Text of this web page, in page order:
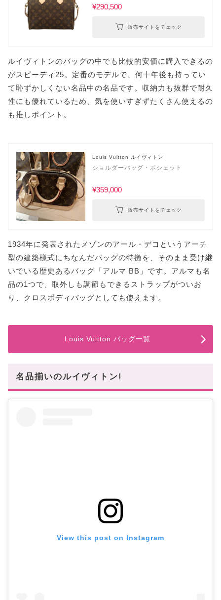
¥290,500
販売サイトをチェック
ルイヴィトンのバッグの中でも比較的安価に購入できるの
がスピーディ25。定番のモデルで、何十年後も持ってい
て恥ずかしくない名品中の名品です。収納力も抜群で耐久
性にも優れているため、気を使いすぎずたくさん使えるの
も推しポイント。
Louis Vuitton ルイヴィトン
ショルダーバッグ・ポシェット
¥359,000
販売サイトをチェック
1934年に発表されたメゾンのアール・デコというアーチ
型の建築様式にちなんだバッグの特徴を、そのまま受け継
いでいる歴史あるバッグ「アルマ BB」です。アルマも名
品の1つで、取外しも調節もできるストラップがついお
り、クロスボディバッグとしても使えます。
Louis Vuitton バッグ一覧
名品揃いのルイヴィトン!
View this post on Instagram